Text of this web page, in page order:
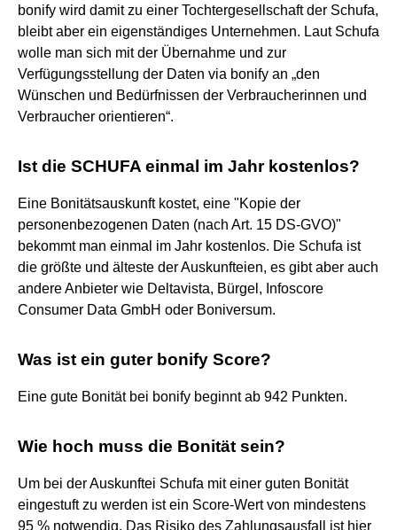
bonify wird damit zu einer Tochtergesellschaft der Schufa,
bleibt aber ein eigenständiges Unternehmen. Laut Schufa
wolle man sich mit der Übernahme und zur
Verfügungsstellung der Daten via bonify an „den
Wünschen und Bedürfnissen der Verbraucherinnen und
Verbraucher orientieren“.
Ist die SCHUFA einmal im Jahr kostenlos?
Eine Bonitätsauskunft kostet, eine "Kopie der
personenbezogenen Daten (nach Art. 15 DS-GVO)"
bekommt man einmal im Jahr kostenlos. Die Schufa ist
die größte und älteste der Auskunfteien, es gibt aber auch
andere Anbieter wie Deltavista, Bürgel, Infoscore
Consumer Data GmbH oder Boniversum.
Was ist ein guter bonify Score?
Eine gute Bonität bei bonify beginnt ab 942 Punkten.
Wie hoch muss die Bonität sein?
Um bei der Auskunftei Schufa mit einer guten Bonität
eingestuft zu werden ist ein Score-Wert von mindestens
95 % notwendig. Das Risiko des Zahlungsausfall ist hier